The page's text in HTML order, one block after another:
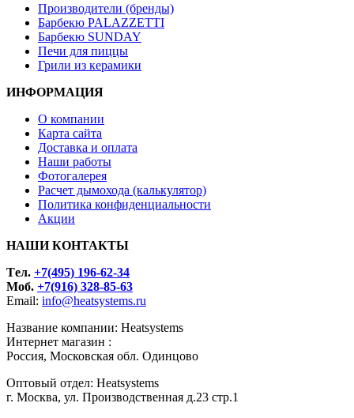
Производители (бренды)
Барбекю PALAZZETTI
Барбекю SUNDAY
Печи для пиццы
Грили из керамики
ИНФОРМАЦИЯ
О компании
Карта сайта
Доставка и оплата
Наши работы
Фотогалерея
Расчет дымохода (калькулятор)
Политика конфиденциальности
Акции
НАШИ КОНТАКТЫ
Tел. +7(495) 196-62-34
Моб. +7(916) 328-85-63
Email: info@heatsystems.ru
Название компании: Heatsystems
Интернет магазин :
Россия, Московская обл. Одинцово
Оптовый отдел: Heatsystems
г. Москва, ул. Производственная д.23 стр.1